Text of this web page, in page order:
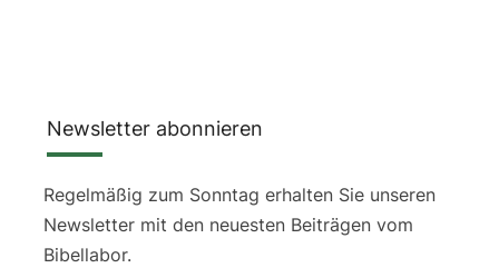
Newsletter abonnieren
Regelmäßig zum Sonntag erhalten Sie unseren
Newsletter mit den neuesten Beiträgen vom
Bibellabor.